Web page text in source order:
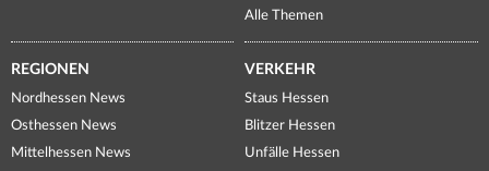
Alle Themen
REGIONEN
Nordhessen News
Osthessen News
Mittelhessen News
VERKEHR
Staus Hessen
Blitzer Hessen
Unfälle Hessen